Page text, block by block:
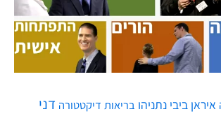
איראן ביבי נתניהו בריאות דיקטטורה דני